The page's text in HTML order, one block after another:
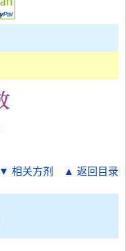
▼ 相关方剂 ▲ 返回目录